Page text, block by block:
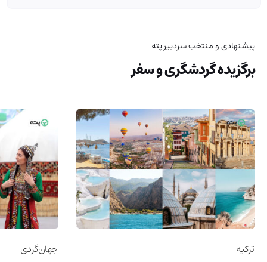
پیشنهادی و منتخب سردبیر پته
برگزیده گردشگری و سفر
ترکیه جهان‌گردی